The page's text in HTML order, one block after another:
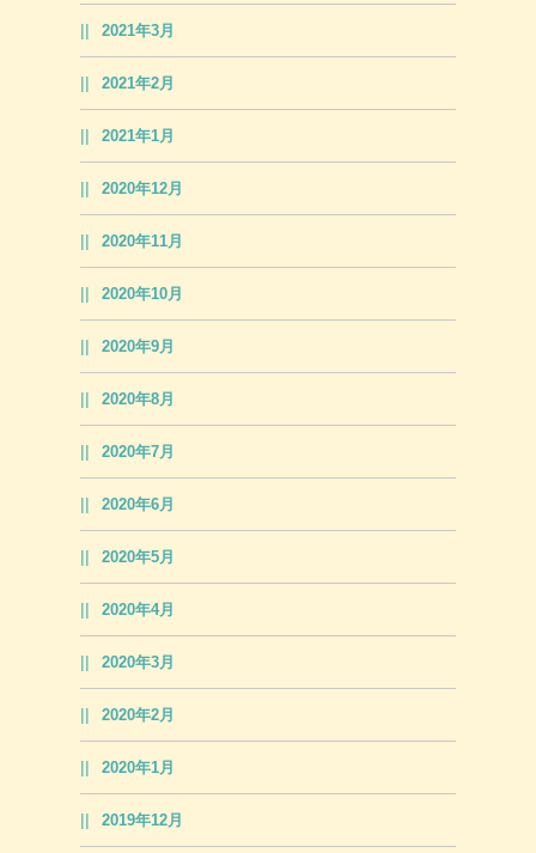
2021年3月
2021年2月
2021年1月
2020年12月
2020年11月
2020年10月
2020年9月
2020年8月
2020年7月
2020年6月
2020年5月
2020年4月
2020年3月
2020年2月
2020年1月
2019年12月